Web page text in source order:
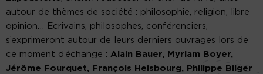
autour de thèmes de société : philosophie, religion, libre
opinion… Ecrivains, philosophes, conférenciers,
s’exprimeront autour de leurs derniers ouvrages lors de
ce moment d’échange : Alain Bauer, Myriam Boyer,
Jérôme Fourquet, François Heisbourg, Philippe Bilger